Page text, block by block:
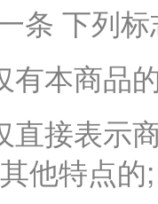
下列标
本商品的
接表示商
他特点的;